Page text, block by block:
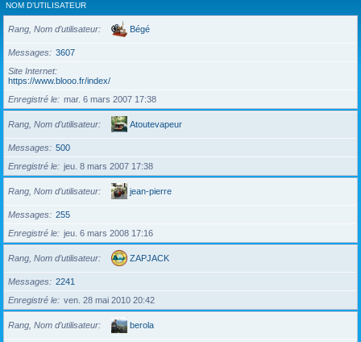
NOM D’UTILISATEUR
Rang, Nom d’utilisateur Bégé
Messages
3607
Site Internet
https://www.blooo.fr/index/
Enregistré le
mar. 6 mars 2007 17:38
Rang, Nom d’utilisateur Atoutevapeur
Messages
500
Enregistré le
jeu. 8 mars 2007 17:38
Rang, Nom d’utilisateur jean-pierre
Messages
255
Enregistré le
jeu. 6 mars 2008 17:16
Rang, Nom d’utilisateur ZAPJACK
Messages
2241
Enregistré le
ven. 28 mai 2010 20:42
Rang, Nom d’utilisateur berola